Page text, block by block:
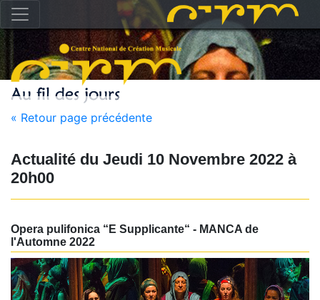
« Retour page précédente
Actualité du Jeudi 10 Novembre 2022 à
20h00
Opera pulifonica “E Supplicante“ - MANCA de
l'Automne 2022